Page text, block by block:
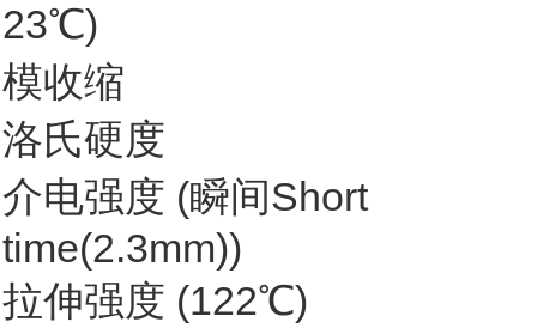
23℃)
模收缩
洛氏硬度
介电强度 (瞬间Short
time(2.3mm))
拉伸强度 (122℃)